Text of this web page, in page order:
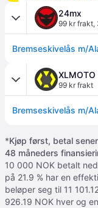
24mx
99 kr frakt,
Bremseskivelås m/
XLMOTO
99 kr frakt
Bremseskivelås m/
*Kjøp først, betal
48 måneders
10 000 NOK betalt
på 21.9 % har en
beløper seg til 11
926.19 NOK hver og